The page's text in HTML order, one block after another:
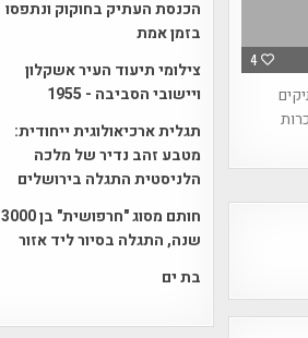
4
הכנסת העתיק בחוקוק ונתפסו
בזמן אמת
צילומי תיעוד העיר אשקלון
ויישובי הסביבה - 1955
תגלית ארכיאולוגית ייחודית:
מטבע זהב נדיר של מלכה
הלניסטית התגלה בירושלים
חותם מסוג "חרפושית" בן 3000
שנה, התגלה בסיור ליד אזור
בת ים